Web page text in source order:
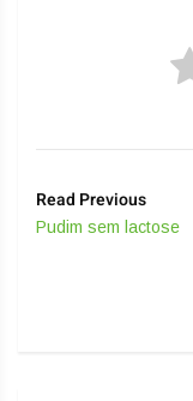
Read Previous
Pudim sem lactose